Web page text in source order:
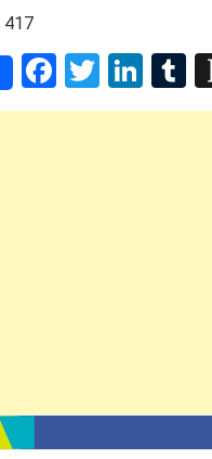
417
Facebook
Twitter